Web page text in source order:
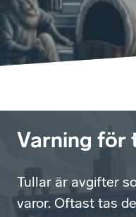
Varning för
Tullar är avgifter
varor. Oftast tas